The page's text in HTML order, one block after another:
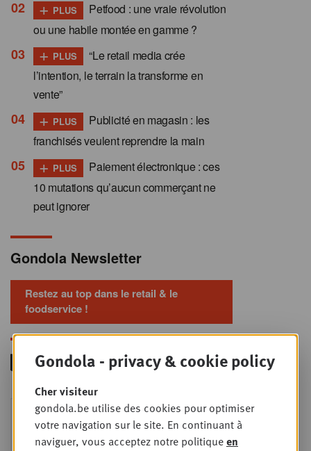
+ PLUS
Petfood : une vraie révolution
ou une habile montée en gamme ?
+ PLUS
“Le retail media crée
l’intention, le terrain la transforme en
vente”
+ PLUS
Publicité en magasin : les
franchisés veulent reprendre la main
+ PLUS
Paiement électronique : ces
10 mutations qu’aucun commerçant ne
peut ignorer
Gondola Newsletter
Restez au top dans le retail & le
foodservice !
MER
9
SEPT
Foodservice - Joint
business planning
Intro to Negotiation: Succes aan de
Gondola - privacy & cookie policy
Cher visiteur
gondola.be utilise des cookies pour optimiser
votre navigation sur le site. En continuant à
naviguer, vous acceptez notre politiqueen